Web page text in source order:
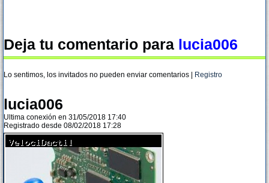
Deja tu comentario para lucia006
Lo sentimos, los invitados no pueden enviar comentarios | Registro
lucia006
Ultima conexión en 31/05/2018 17:40
Registrado desde 08/02/2018 17:28